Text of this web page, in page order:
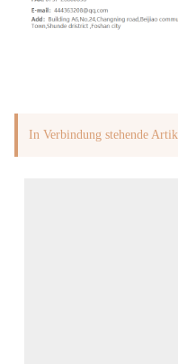
In Verbindung stehende